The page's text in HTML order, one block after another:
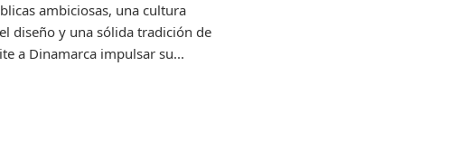
ambiciosas, una cultura
diseño y una sólida tradición de
a Dinamarca impulsar su...